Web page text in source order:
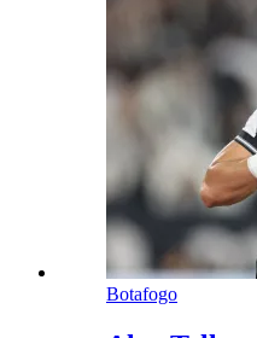
Botafogo